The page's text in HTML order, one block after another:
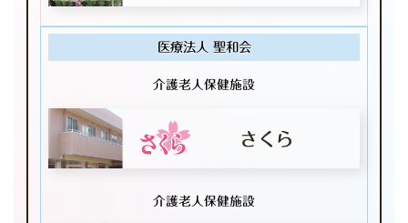
医療法人 聖和会
介護老人保健施設
介護老人保健施設